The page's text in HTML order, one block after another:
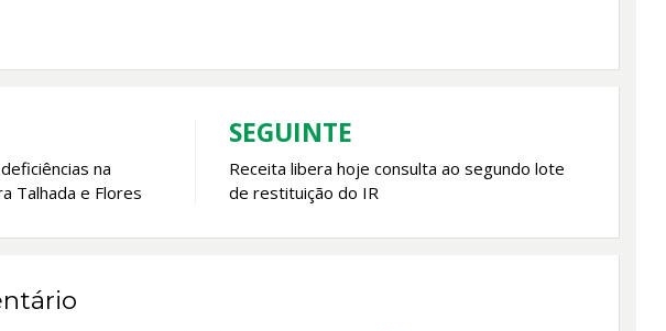
A
na
Talhada e Flores
SEGUINTE
Receita libera hoje consulta ao segundo lote
de restituição do IR